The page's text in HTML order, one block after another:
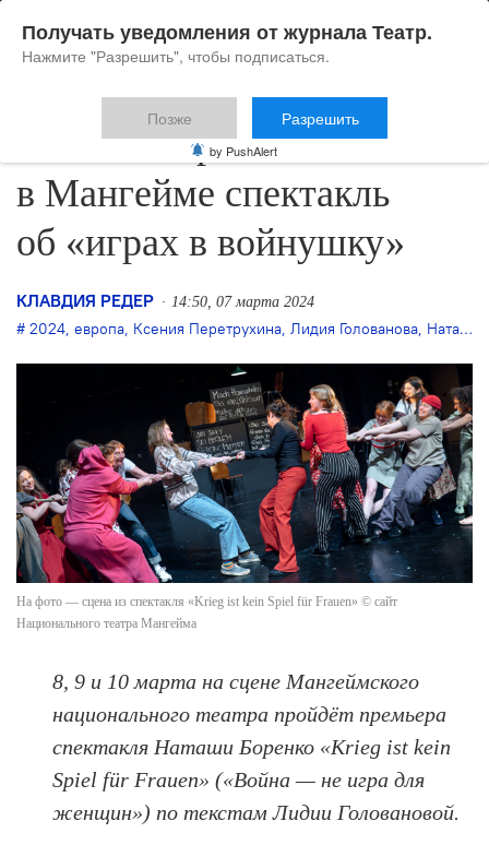
Наташа Боренко ставит
в Мангейме спектакль
об «играх в войнушку»
КЛАВДИЯ РЕДЕР 14:50, 07 марта 2024
2024, европа, Ксения Перетрухина, Лидия Голованова, Наталья Боренко
На фото — сцена из спектакля «Krieg ist kein Spiel für Frauen» © сайт
Национального театра Мангейма
8, 9 и 10 марта на сцене Мангеймского
национального театра пройдёт премьера
спектакля Наташи Боренко «Krieg ist kein
Spiel für Frauen» («Война — не игра для
женщин») по текстам Лидии Головановой.
Получать уведомления от журнала Театр.
Нажмите "Разрешить", чтобы подписаться.
Позже Разрешить
by PushAlert